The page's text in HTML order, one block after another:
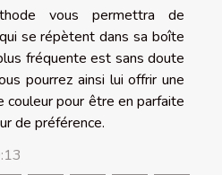
vous permettra de
se répètent dans sa boîte
fréquente est sans doute
pourrez ainsi lui offrir une
couleur pour être en parfaite
de préférence.